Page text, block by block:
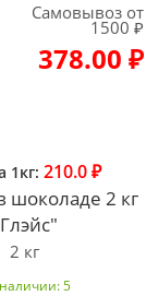
Самовывоз от
1500 ₽
378.00 ₽
1кг: 210.0 ₽
шоколаде 2 кг
2 кг
5